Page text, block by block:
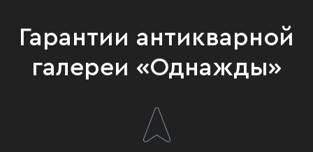
Гарантии антикварной
галереи «Однажды»